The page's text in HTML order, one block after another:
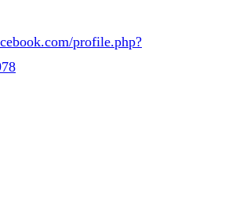
profile.php?